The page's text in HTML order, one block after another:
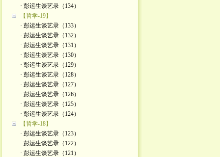
· 彭运生谈艺录（134）
【哲学-19】
· 彭运生谈艺录（133）
· 彭运生谈艺录（132）
· 彭运生谈艺录（131）
· 彭运生谈艺录（130）
· 彭运生谈艺录（129）
· 彭运生谈艺录（128）
· 彭运生谈艺录（127）
· 彭运生谈艺录（126）
· 彭运生谈艺录（125）
· 彭运生谈艺录（124）
【哲学-18】
· 彭运生谈艺录（123）
· 彭运生谈艺录（122）
· 彭运生谈艺录（121）